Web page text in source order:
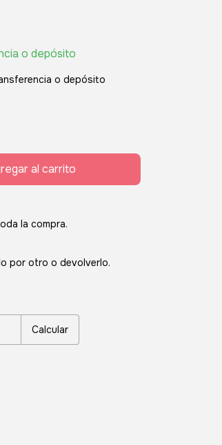
o depósito
o depósito
la compra.
por otro o devolverlo.
Calcular